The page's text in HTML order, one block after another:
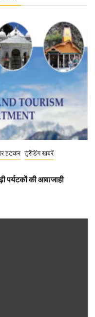
हटकर ट्रेंडिंग खबरें
पर्यटकों की आवाजाही